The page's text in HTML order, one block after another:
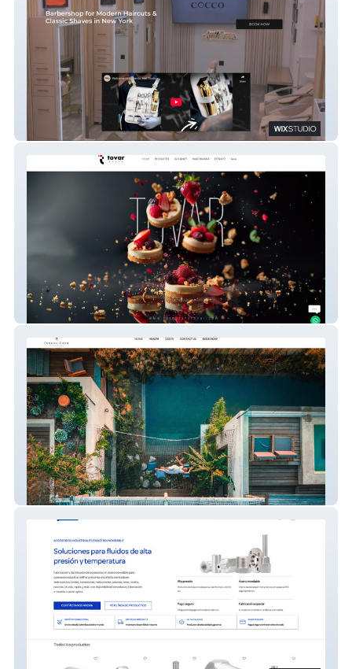
Authentic Hair Studio
Fotógrafo Tovar
Cuna del Cielo